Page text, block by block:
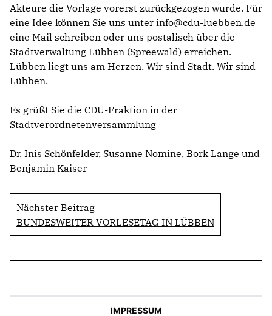
Akteure die Vorlage vorerst zurückgezogen wurde. Für
eine Idee können Sie uns unter info@cdu-luebben.de
eine Mail schreiben oder uns postalisch über die
Stadtverwaltung Lübben (Spreewald) erreichen.
Lübben liegt uns am Herzen. Wir sind Stadt. Wir sind
Lübben.
Es grüßt Sie die CDU-Fraktion in der
Stadtverordnetenversammlung
Dr. Inis Schönfelder, Susanne Nomine, Bork Lange und
Benjamin Kaiser
Nächster Beitrag
BUNDESWEITER VORLESETAG IN LÜBBEN
IMPRESSUM